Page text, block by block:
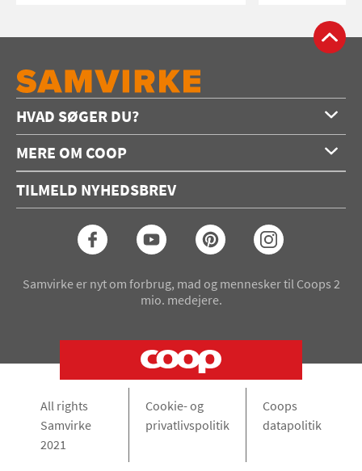
HVAD SØGER DU?
Forside
Opskrifter
Konkurrencer
MERE OM COOP
Annoncering
Coop medlem
TILMELD NYHEDSBREV
Samvirke er nyt om forbrug, mad og mennesker til Coops 2
mio. medejere.
All rights
Samvirke
2021
Cookie- og
privatlivspolitik
Coops
datapolitik